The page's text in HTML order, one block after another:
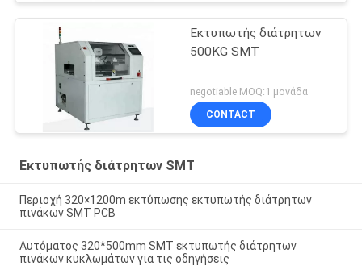
Εκτυπωτής διάτρητων
500KG SMT
negotiable MOQ:1 μονάδα
CONTACT
Εκτυπωτής διάτρητων SMT
Περιοχή 320×1200m εκτύπωσης εκτυπωτής διάτρητων
πινάκων SMT PCB
Αυτόματος 320*500mm SMT εκτυπωτής διάτρητων
πινάκων κυκλωμάτων για τις οδηγήσεις